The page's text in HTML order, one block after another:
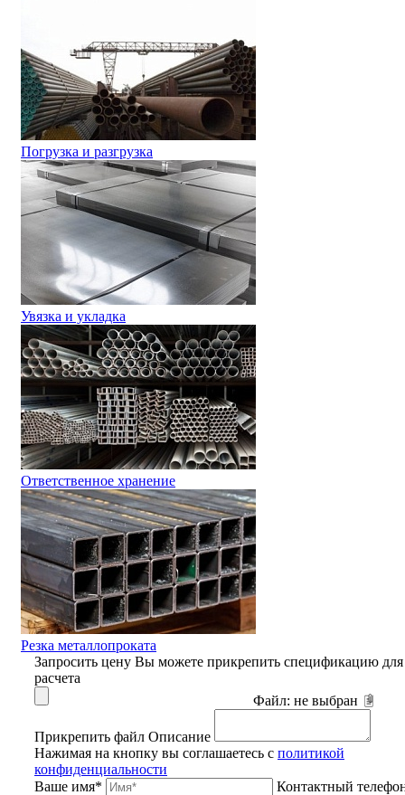
Погрузка и разгрузка
Увязка и укладка
Ответственное хранение
Резка металлопроката
Запросить цену Вы можете прикрепить спецификацию для
расчета
Файл: не выбран
Прикрепить файл Описание
Нажимая на кнопку вы соглашаетесь с политикой
конфиденциальности
Ваше имя*
Контактный